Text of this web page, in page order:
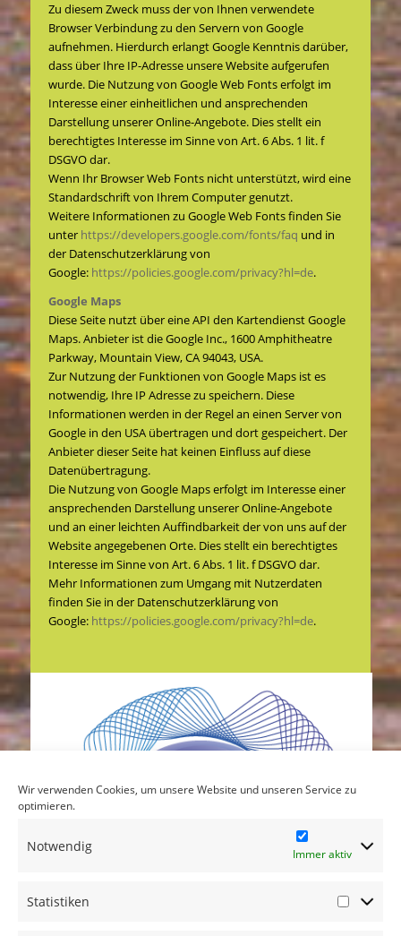
Wir verwenden Cookies, um unsere Website und unseren Service zu
optimieren.
Notwendig Immer aktiv
Statistiken
Zu diesem Zweck muss der von Ihnen verwendete
Browser Verbindung zu den Servern von Google
aufnehmen. Hierdurch erlangt Google Kenntnis darüber,
dass über Ihre IP-Adresse unsere Website aufgerufen
wurde. Die Nutzung von Google Web Fonts erfolgt im
Interesse einer einheitlichen und ansprechenden
Darstellung unserer Online-Angebote. Dies stellt ein
berechtigtes Interesse im Sinne von Art. 6 Abs. 1 lit. f
DSGVO dar.
Wenn Ihr Browser Web Fonts nicht unterstützt, wird eine
Standardschrift von Ihrem Computer genutzt.
Weitere Informationen zu Google Web Fonts finden Sie
unter https://developers.google.com/fonts/faq und in
der Datenschutzerklärung von
Google: https://policies.google.com/privacy?hl=de.
Google Maps
Diese Seite nutzt über eine API den Kartendienst Google
Maps. Anbieter ist die Google Inc., 1600 Amphitheatre
Parkway, Mountain View, CA 94043, USA.
Zur Nutzung der Funktionen von Google Maps ist es
notwendig, Ihre IP Adresse zu speichern. Diese
Informationen werden in der Regel an einen Server von
Google in den USA übertragen und dort gespeichert. Der
Anbieter dieser Seite hat keinen Einfluss auf diese
Datenübertragung.
Die Nutzung von Google Maps erfolgt im Interesse einer
ansprechenden Darstellung unserer Online-Angebote
und an einer leichten Auffindbarkeit der von uns auf der
Website angegebenen Orte. Dies stellt ein berechtigtes
Interesse im Sinne von Art. 6 Abs. 1 lit. f DSGVO dar.
Mehr Informationen zum Umgang mit Nutzerdaten
finden Sie in der Datenschutzerklärung von
Google: https://policies.google.com/privacy?hl=de.